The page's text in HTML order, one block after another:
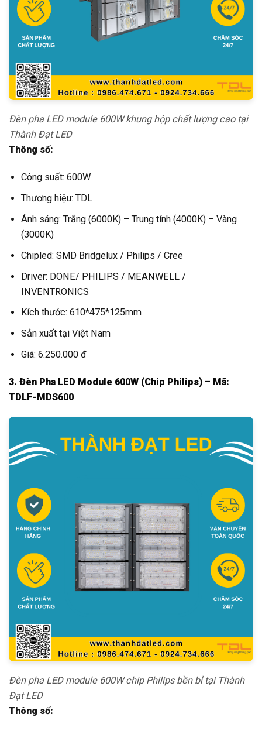
Đèn pha LED module 600W khung hộp chất lượng cao tại
Thành Đạt LED
Thông số:
Công suất: 600W
Thương hiệu: TDL
Ánh sáng: Trắng (6000K) – Trung tính (4000K) – Vàng
(3000K)
Chipled: SMD Bridgelux / Philips / Cree
Driver: DONE/ PHILIPS / MEANWELL /
INVENTRONICS
Kích thước: 610*475*125mm
Sản xuất tại Việt Nam
Giá: 6.250.000 đ
3. Đèn Pha LED Module 600W (Chip Philips) – Mã:
TDLF-MDS600
Đèn pha LED module 600W chip Philips bền bỉ tại Thành
Đạt LED
Thông số: